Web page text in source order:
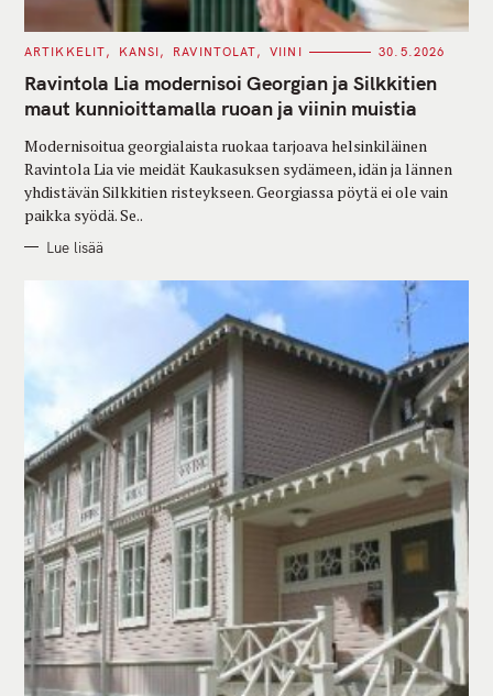
C
T
E
G
O
I
E
S
ARTIKKELIT KANSI RAVINTOLAT VIINI 30.5.2026
Ravintola Lia modernisoi Georgian ja Silkkitien
maut kunnioittamalla ruoan ja viinin muistia
Modernisoitua georgialaista ruokaa tarjoava helsinkiläinen
Ravintola Lia vie meidät Kaukasuksen sydämeen, idän ja lännen
yhdistävän Silkkitien risteykseen. Georgiassa pöytä ei ole vain
paikka syödä. Se..
Lue lisää